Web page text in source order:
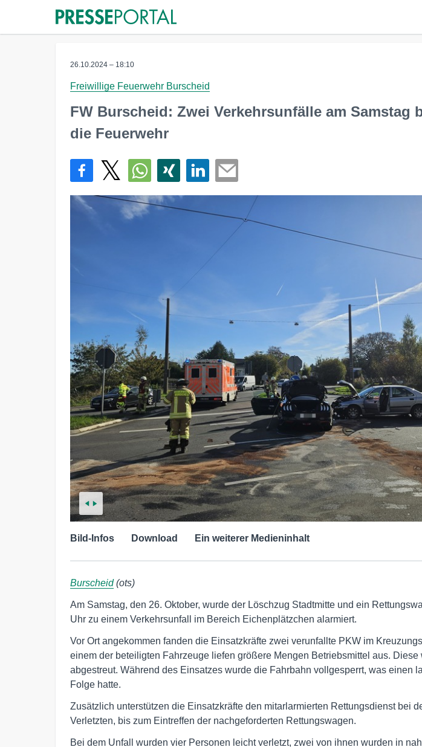
26.10.2024 – 18:10
Freiwillige Feuerwehr Burscheid
FW Burscheid: Zwei Verkehrsunfälle am Samstag
die Feuerwehr
Bild-Infos Download Ein weiterer Medieninhalt
Burscheid(ots)
Am Samstag, den 26. Oktober, wurde der Löschzug Stadtmitte und ein
Uhr zu einem Verkehrsunfall im Bereich Eichenplätzchen alarmiert.
Vor Ort angekommen fanden die Einsatzkräfte zwei verunfallte PKW im
einem der beteiligten Fahrzeuge liefen größere Mengen Betriebsmittel aus. Diese
abgestreut. Während des Einsatzes wurde die Fahrbahn vollgesperrt, was einen
Folge hatte.
Zusätzlich unterstützen die Einsatzkräfte den mitarlarmierten Rettungsdienst bei
Verletzten, bis zum Eintreffen der nachgeforderten Rettungswagen.
Bei dem Unfall wurden vier Personen leicht verletzt, zwei von ihnen wurden in